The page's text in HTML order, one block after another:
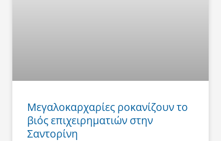
Μεγαλοκαρχαρίες ροκανίζουν το
βιός επιχειρηματιών στην
Σαντορίνη